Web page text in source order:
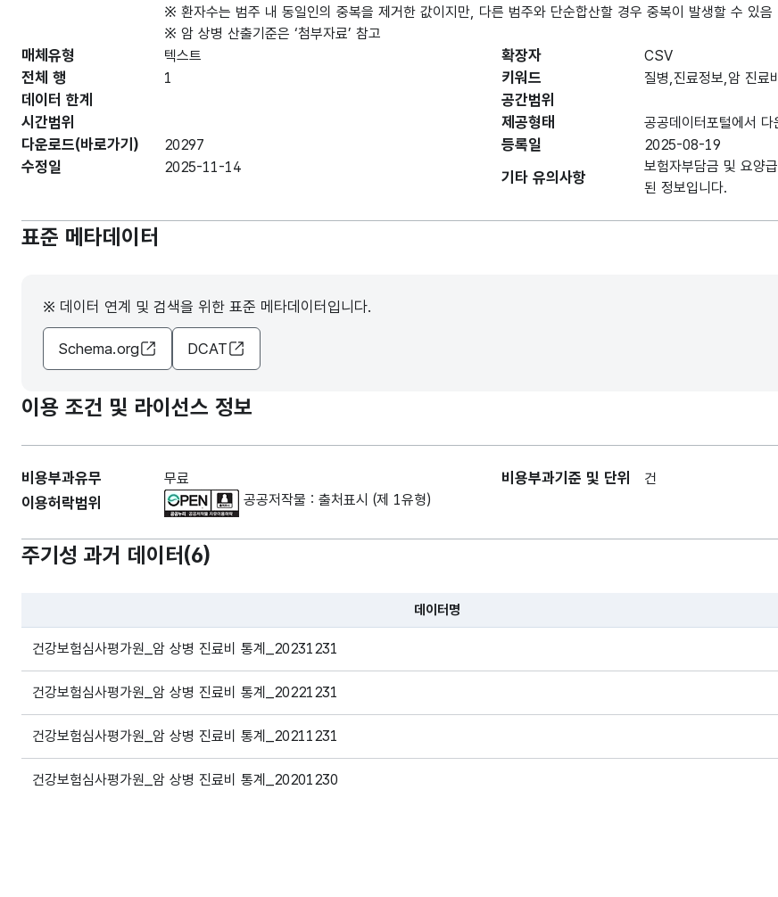
※ 환자수는 범주 내 동일인의 중복을 제거한 값이지만, 다른 범주와 단순합산할 경우 중복이 발생할 수 있음
※ 암 상병 산출기준은 ‘첨부자료’ 참고
매체유형 텍스트 확장자 CSV
전체 행 1 키워드 질병,진료정보,암 진료
데이터 한계
공간범위
시간범위
제공형태 공공데이터포털에서 다
다운로드(바로가기) 20297 등록일 2025-08-19
수정일 2025-11-14
기타 유의사항
보험자부담금 및 요양
된 정보입니다.
표준 메타데이터
※ 데이터 연계 및 검색을 위한 표준 메타데이터입니다.
Schema.org DCAT
이용 조건 및 라이선스 정보
비용부과유무 무료 비용부과기준 및 단위 건
이용허락범위 공공저작물 : 출처표시 (제 1유형)
주기성 과거 데이터(6)
파일 데이터의 과거 데이터표로 데이터명, 등록일로 구성되어있습니다.
데이터명
건강보험심사평가원_암 상병 진료비 통계_20231231
건강보험심사평가원_암 상병 진료비 통계_20221231
건강보험심사평가원_암 상병 진료비 통계_20211231
건강보험심사평가원_암 상병 진료비 통계_20201230